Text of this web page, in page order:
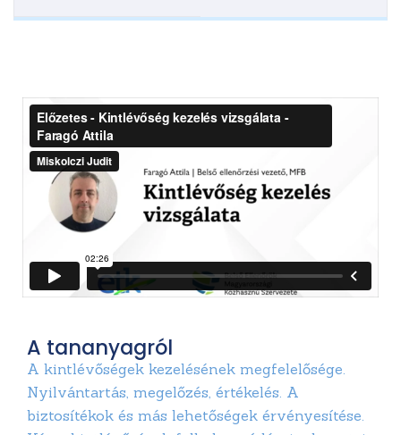
A tananyagról
A kintlévőségek kezelésének megfelelősége.
Nyilvántartás, megelőzés, értékelés. A
biztosítékok és más lehetőségek érvényesítése.